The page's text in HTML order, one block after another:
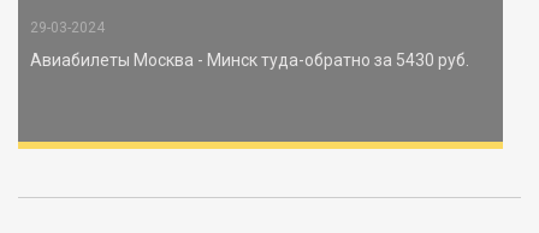
29-03-2024
Авиабилеты Москва - Минск туда-обратно за 5430 руб.